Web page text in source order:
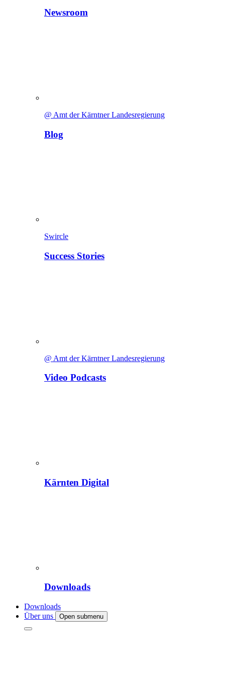
Newsroom
@ Amt der Kärntner Landesregierung
Blog
Swircle
Success Stories
@ Amt der Kärntner Landesregierung
Video Podcasts
Kärnten Digital
Downloads
Downloads
Über uns
Open submenu